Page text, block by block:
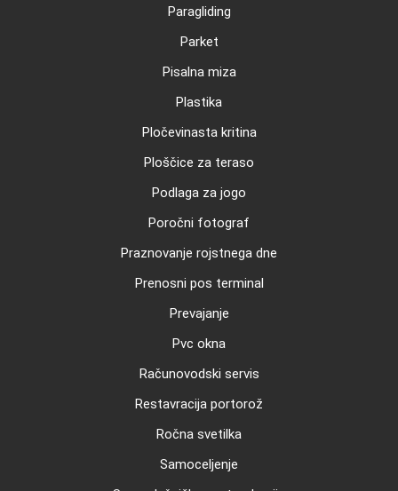
Paragliding
Parket
Pisalna miza
Plastika
Pločevinasta kritina
Ploščice za teraso
Podlaga za jogo
Poročni fotograf
Praznovanje rojstnega dne
Prenosni pos terminal
Prevajanje
Pvc okna
Računovodski servis
Restavracija portorož
Ročna svetilka
Samoceljenje